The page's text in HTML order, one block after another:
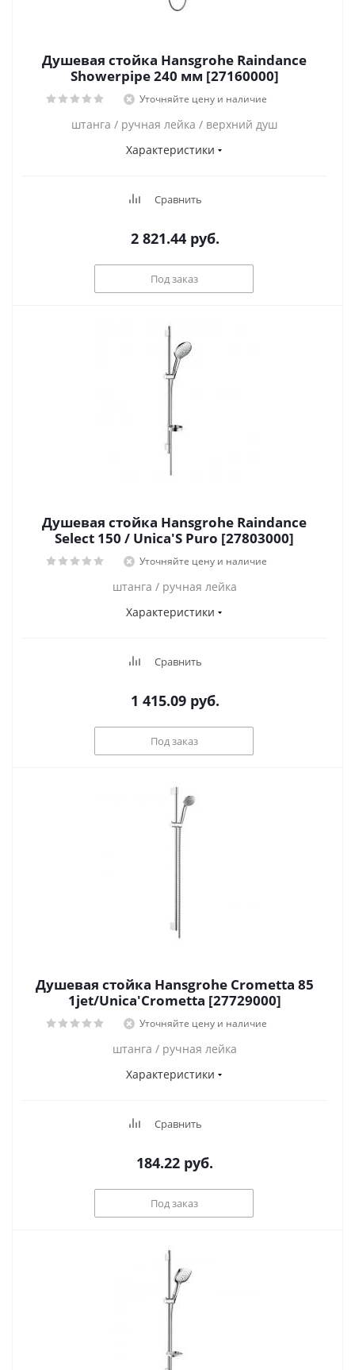
Душевая стойка Hansgrohe Raindance
Showerpipe 240 мм [27160000]
Уточняйте цену и наличие
штанга / ручная лейка / верхний душ
Характеристики
Сравнить
2 821.44руб.
Под заказ
Душевая стойка Hansgrohe Raindance
Select 150 / Unica'S Puro [27803000]
Уточняйте цену и наличие
штанга / ручная лейка
Характеристики
Сравнить
1 415.09руб.
Под заказ
Душевая стойка Hansgrohe Crometta 85
1jet/Unica'Crometta [27729000]
Уточняйте цену и наличие
штанга / ручная лейка
Характеристики
Сравнить
184.22 руб.
Под заказ